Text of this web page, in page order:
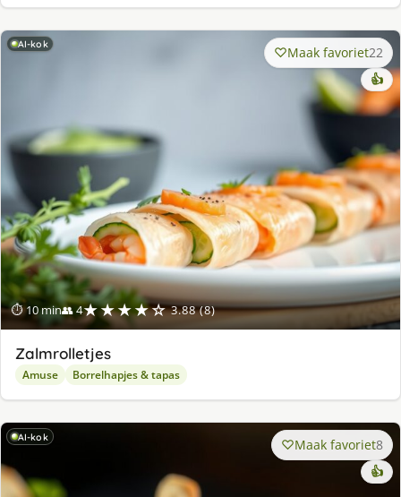
AI-kok
⏱ 10 min👥 4★★★★☆ 3.88 (8)
Maak favoriet22
👍
Zalmrolletjes
Amuse Borrelhapjes & tapas
AI-kok Maak favoriet8
👍